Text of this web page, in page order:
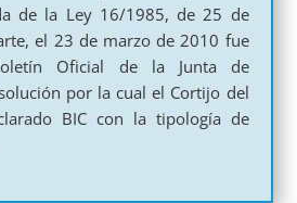
de la Ley 16/1985, de 25 de
el 23 de marzo de 2010 fue
Oficial de la Junta de
por la cual el Cortijo del
BIC con la tipología de